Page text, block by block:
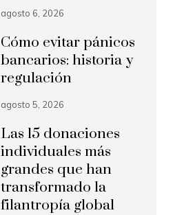
agosto 6, 2026
Cómo evitar pánicos
bancarios: historia y
regulación
agosto 5, 2026
Las 15 donaciones
individuales más
grandes que han
transformado la
filantropía global